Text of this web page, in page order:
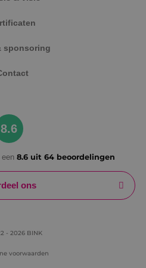
sponsoring
8.6
een 8.6 uit 64 beoordelingen
ons
- 2026 BINK
voorwaarden
Privacy Policy